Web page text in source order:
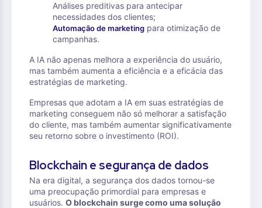
Análises preditivas para antecipar
necessidades dos clientes;
Automação de marketing para otimização de
campanhas.
A IA não apenas melhora a experiência do usuário,
mas também aumenta a eficiência e a eficácia das
estratégias de marketing.
Empresas que adotam a IA em suas estratégias de
marketing conseguem não só melhorar a satisfação
do cliente, mas também aumentar significativamente
seu retorno sobre o investimento (ROI).
Blockchain e segurança de dados
Na era digital, a segurança dos dados tornou-se
uma preocupação primordial para empresas e
usuários. O blockchain surge como uma solução